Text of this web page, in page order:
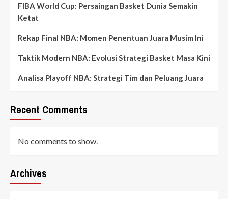
FIBA World Cup: Persaingan Basket Dunia Semakin
Ketat
Rekap Final NBA: Momen Penentuan Juara Musim Ini
Taktik Modern NBA: Evolusi Strategi Basket Masa Kini
Analisa Playoff NBA: Strategi Tim dan Peluang Juara
Recent Comments
No comments to show.
Archives